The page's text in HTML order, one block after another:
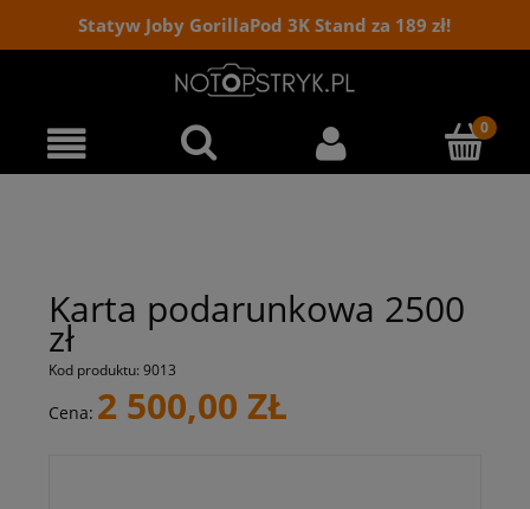
Statyw Joby GorillaPod 3K Stand za 189 zł!
Karta podarunkowa 2500
zł
Kod produktu: 9013
Cena: 2 500,00 ZŁ